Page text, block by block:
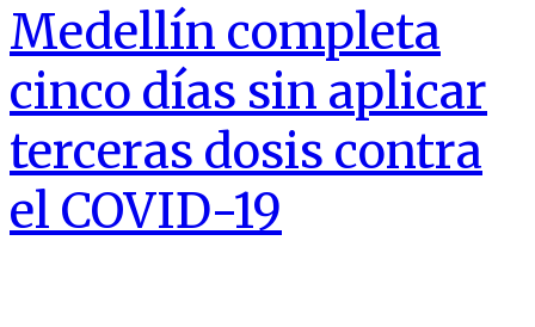
Medellín completa
cinco días sin aplicar
terceras dosis contra
el COVID-19